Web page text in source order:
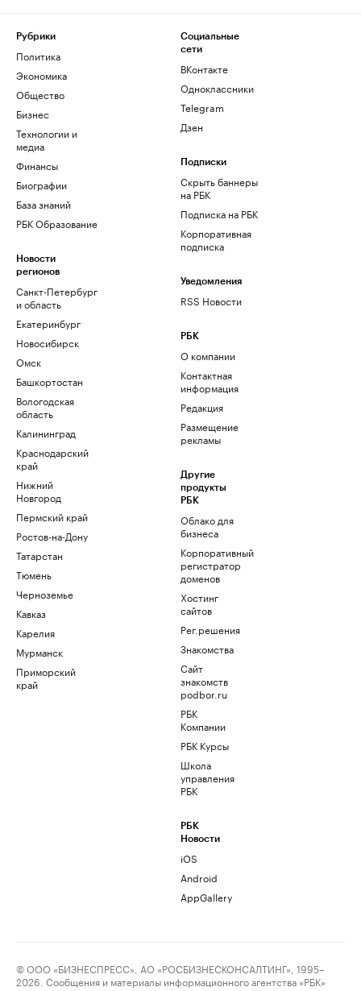
Рубрики
Политика
Экономика
Общество
Бизнес
Технологии и
медиа
Финансы
Биографии
База знаний
РБК Образование
Новости
регионов
Санкт-Петербург
и область
Екатеринбург
Новосибирск
Омск
Башкортостан
Вологодская
область
Калининград
Краснодарский
край
Нижний
Новгород
Пермский край
Ростов-на-Дону
Татарстан
Тюмень
Черноземье
Кавказ
Карелия
Мурманск
Приморский
край
Социальные
сети
ВКонтакте
Одноклассники
Telegram
Дзен
Подписки
Скрыть баннеры
на РБК
Подписка на РБК
Корпоративная
подписка
Уведомления
RSS Новости
РБК
О компании
Контактная
информация
Редакция
Размещение
рекламы
Другие
продукты
РБК
Облако для
бизнеса
Корпоративный
регистратор
доменов
Хостинг
сайтов
Рег.решения
Знакомства
Сайт
знакомств
podbor.ru
РБК
Компании
РБК Курсы
Школа
управления
РБК
РБК
Новости
iOS
Android
AppGallery
© ООО «БИЗНЕСПРЕСС», АО «РОСБИЗНЕСКОНСАЛТИНГ», 1995–
2026. Сообщения и материалы информационного агентства «РБК»